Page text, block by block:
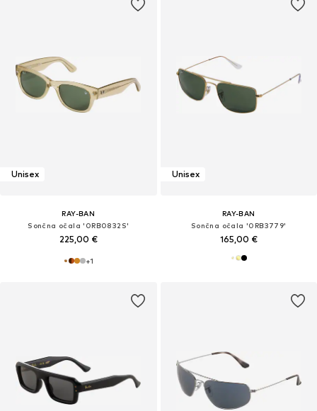
Unisex
RAY-BAN
Sončna očala '0RB0832S'
225,00 €
+1
Unisex
RAY-BAN
Sončna očala '0RB3779'
165,00 €